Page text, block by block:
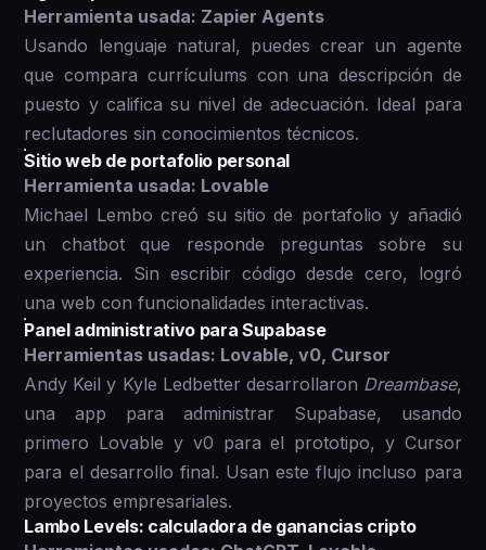
Herramienta usada: Zapier Agents
Usando lenguaje natural, puedes crear un agente
que compara currículums con una descripción de
puesto y califica su nivel de adecuación. Ideal para
reclutadores sin conocimientos técnicos.
Sitio web de portafolio personal
Herramienta usada: Lovable
Michael Lembo creó su sitio de portafolio y añadió
un chatbot que responde preguntas sobre su
experiencia. Sin escribir código desde cero, logró
una web con funcionalidades interactivas.
Panel administrativo para Supabase
Herramientas usadas: Lovable, v0, Cursor
Andy Keil y Kyle Ledbetter desarrollaron Dreambase,
una app para administrar Supabase, usando
primero Lovable y v0 para el prototipo, y Cursor
para el desarrollo final. Usan este flujo incluso para
proyectos empresariales.
Lambo Levels: calculadora de ganancias cripto